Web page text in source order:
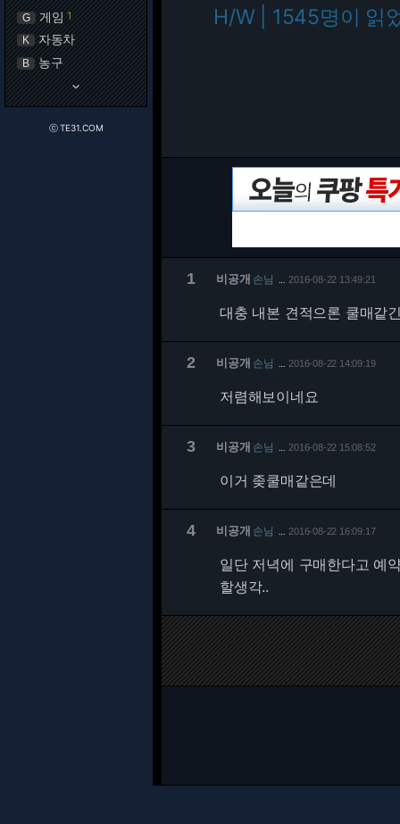
G 게임 1
K 자동차
B 농구
keyboard_arrow_down
ⓒ TE31.COM
H/W | 1545명이 읽
1 비공개 손님 2016-08-22 13:49:21
대충 내본 견적으론 쿨매같
2 비공개 손님 2016-08-22 14:09:19
저렴해보이네요
3 비공개 손님 2016-08-22 15:08:52
이거 좆쿨매같은데
4 비공개 손님 2016-08-22 16:09:17
일단 저녁에 구매한다고 예
할생각..